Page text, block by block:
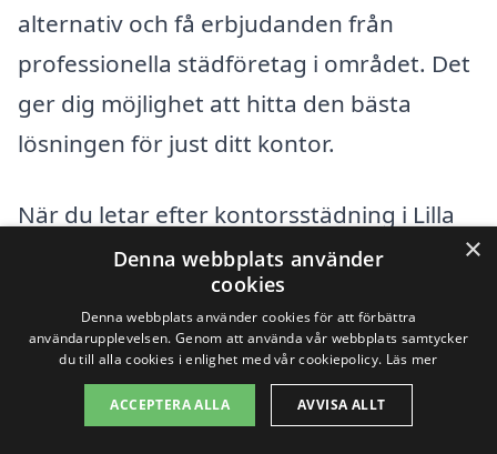
alternativ och få erbjudanden från
professionella städföretag i området. Det
ger dig möjlighet att hitta den bästa
lösningen för just ditt kontor.
När du letar efter kontorsstädning i Lilla
Harrie är det också värt att överväga
städfirmor i närliggande städer. Genom
att utvidga din sökning kan du få tillgång
till ett bredare utbud av tjänster och
priser. Några av de närliggande städer
×
Denna webbplats använder
cookies
Denna webbplats använder cookies för att förbättra
användarupplevelsen. Genom att använda vår webbplats samtycker
du till alla cookies i enlighet med vår cookiepolicy. Läs mer
ACCEPTERA ALLA AVVISA ALLT